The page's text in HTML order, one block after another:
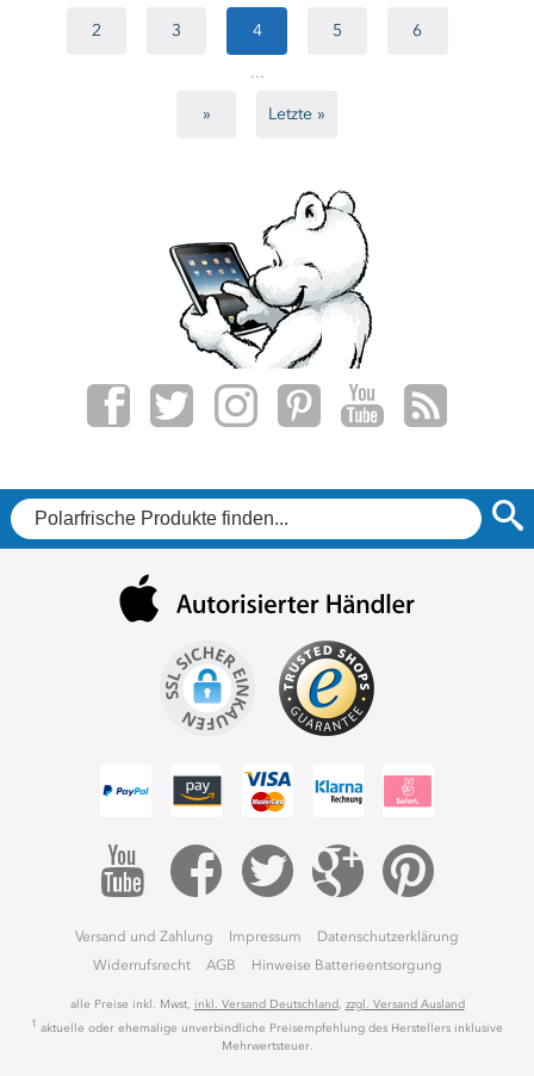
2 3 4 5 6
...
» Letzte »
f t i p y r
6 E C F G
Versand und Zahlung Impressum
Datenschutzerklärung
Widerrufsrecht
AGB Hinweise Batterieentsorgung
alle Preise inkl. Mwst, inkl. Versand Deutschland, zzgl. Versand Ausland
1 aktuelle oder ehemalige unverbindliche Preisempfehlung des Herstellers inklusive
Mehrwertsteuer.